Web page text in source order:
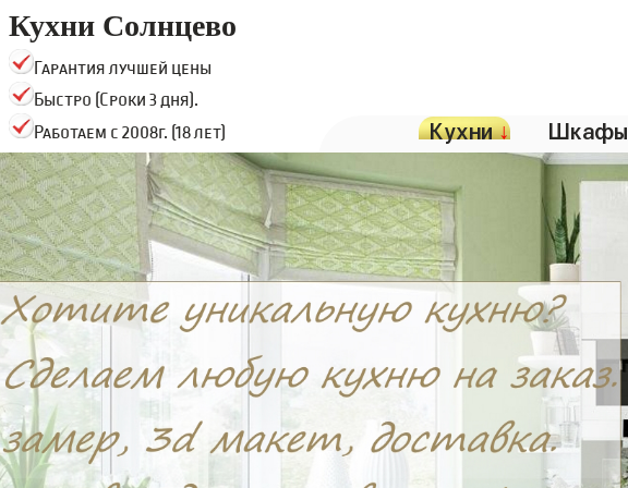
Кухни Солнцево
Гарантия лучшей цены
Быстро (Сроки 3 дня).
Работаем с 2008г. (18 лет)
Кухни↓ Шкафы